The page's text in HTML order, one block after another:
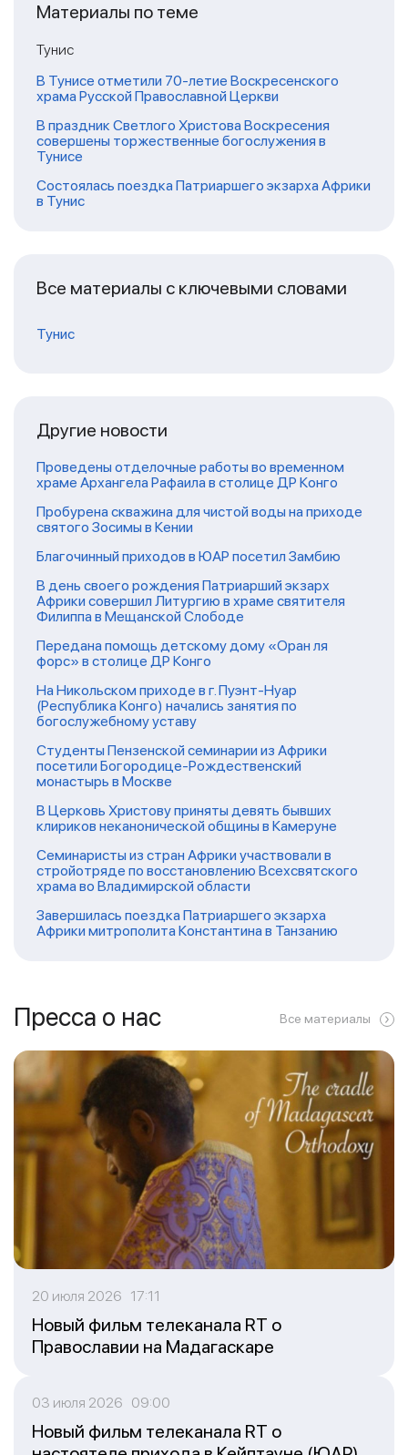
Материалы по теме
Тунис
В Тунисе отметили 70-летие Воскресенского
храма Русской Православной Церкви
В праздник Светлого Христова Воскресения
совершены торжественные богослужения в
Тунисе
Состоялась поездка Патриаршего экзарха Африки
в Тунис
Все материалы с ключевыми словами
Тунис
Другие новости
Проведены отделочные работы во временном
храме Архангела Рафаила в столице ДР Конго
Пробурена скважина для чистой воды на приходе
святого Зосимы в Кении
Благочинный приходов в ЮАР посетил Замбию
В день своего рождения Патриарший экзарх
Африки совершил Литургию в храме святителя
Филиппа в Мещанской Слободе
Передана помощь детскому дому «Оран ля
форс» в столице ДР Конго
На Никольском приходе в г. Пуэнт-Нуар
(Республика Конго) начались занятия по
богослужебному уставу
Студенты Пензенской семинарии из Африки
посетили Богородице-Рождественский
монастырь в Москве
В Церковь Христову приняты девять бывших
клириков неканонической общины в Камеруне
Семинаристы из стран Африки участвовали в
стройотряде по восстановлению Всехсвятского
храма во Владимирской области
Завершилась поездка Патриаршего экзарха
Африки митрополита Константина в Танзанию
Пресса о нас Все материалы
20 июля 2026 17:11
Новый фильм телеканала RT о
Православии на Мадагаскаре
03 июля 2026 09:00
Новый фильм телеканала RT о